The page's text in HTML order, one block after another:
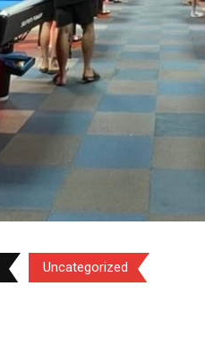
Uncategorized